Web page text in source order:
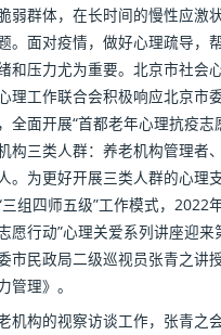
弱群体，在长时间的慢性应激
。面对疫情，做好心理疏导，
和压力尤为重要。北京市社会
理工作联合会积极响应北京市
全面开展“首都老年心理抗疫志
构三类人群：养老机构管理者
。为更好开展三类人群的心理
组四师五级”工作模式，2022
愿行动”心理关爱系列讲座迎
市民政局二级巡视员张青之讲
管理》。
构的视察访谈工作，张青之